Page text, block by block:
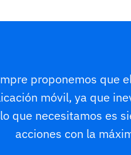
proponemos que
móvil, ya que
que necesitamos es
acciones con la